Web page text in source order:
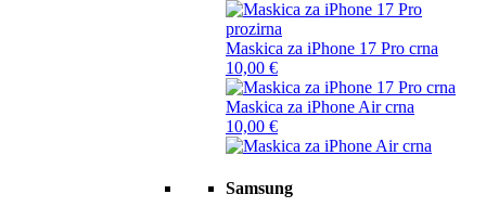
Maskica za iPhone 17 Pro crna
10,00 €
Maskica za iPhone Air crna
10,00 €
Samsung